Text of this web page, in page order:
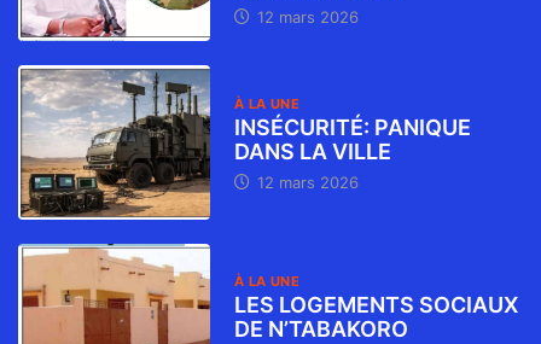
12 mars 2026
À LA UNE
INSÉCURITÉ: PANIQUE
DANS LA VILLE
12 mars 2026
À LA UNE
LES LOGEMENTS SOCIAUX
DE N’TABAKORO